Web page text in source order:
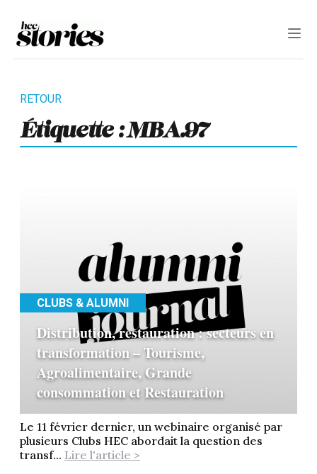
Étiquette : MBA.97
CLUBS & ALUMNI
Distribution, restauration : secteurs en
transformation – Tourisme,
Agroalimentaire, Grande
consommation et Restauration
Le 11 février dernier, un webinaire organisé par
plusieurs Clubs HEC abordait la question des
transf... Lire l'article >